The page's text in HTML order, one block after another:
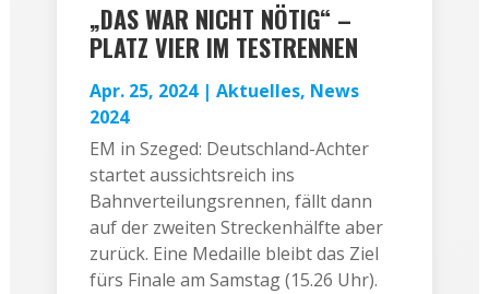
„DAS WAR NICHT NÖTIG“ –
PLATZ VIER IM TESTRENNEN
Apr. 25, 2024| Aktuelles, News
2024
EM in Szeged: Deutschland-Achter
startet aussichtsreich ins
Bahnverteilungsrennen, fällt dann
auf der zweiten Streckenhälfte aber
zurück. Eine Medaille bleibt das Ziel
fürs Finale am Samstag (15.26 Uhr).